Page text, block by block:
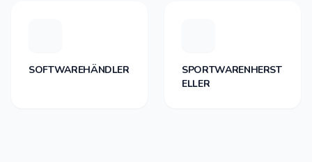
SOFTWAREHÄNDLER
SPORTWARENHERST
ELLER